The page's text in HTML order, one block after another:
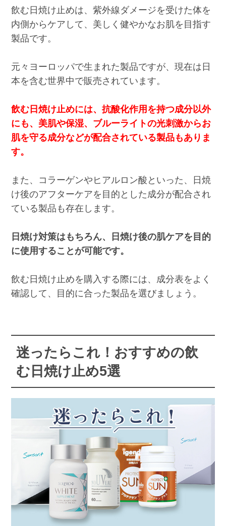
飲む日焼け止めは、紫外線ダメージを受けた体を
内側からケアして、美しく健やかなお肌を目指す
製品です。
元々ヨーロッパで生まれた製品ですが、現在は日
本を含む世界中で販売されています。
飲む日焼け止めには、抗酸化作用を持つ成分以外
にも、美肌や保湿、ブルーライトの光刺激からお
肌を守る成分などが配合されている製品もありま
す。
また、コラーゲンやヒアルロン酸といった、日焼
け後のアフターケアを目的とした成分が配合され
ている製品も存在します。
日焼け対策はもちろん、日焼け後の肌ケアを目的
に使用することが可能です。
飲む日焼け止めを購入する際には、成分表をよく
確認して、目的に合った製品を選びましょう。
迷ったらこれ！おすすめの飲
む日焼け止め5選